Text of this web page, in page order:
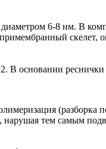
6-8 нм. В
скелет,
В основании реснички
(разборка
тем самым